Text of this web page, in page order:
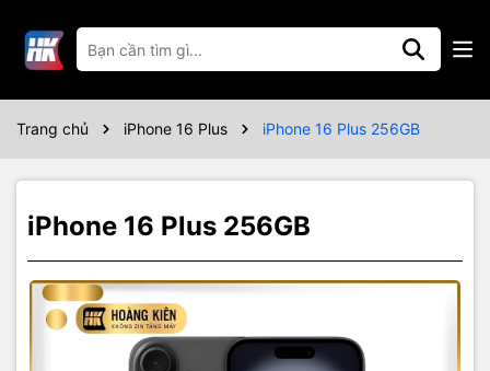
Trang chủ iPhone 16 Plus iPhone 16 Plus 256GB
iPhone 16 Plus 256GB
Thông số kỹ thuật